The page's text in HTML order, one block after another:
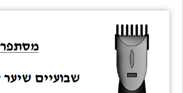
פוקימון גו